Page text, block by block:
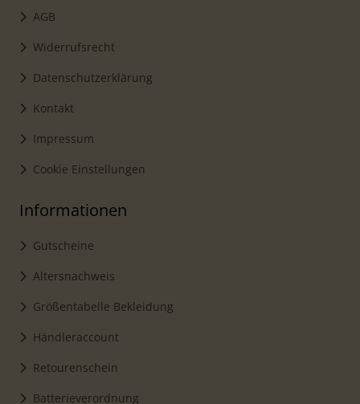
AGB
Widerrufsrecht
Datenschutzerklärung
Kontakt
Impressum
Cookie Einstellungen
Informationen
Gutscheine
Altersnachweis
Größentabelle Bekleidung
Händleraccount
Retourenschein
Batterieverordnung